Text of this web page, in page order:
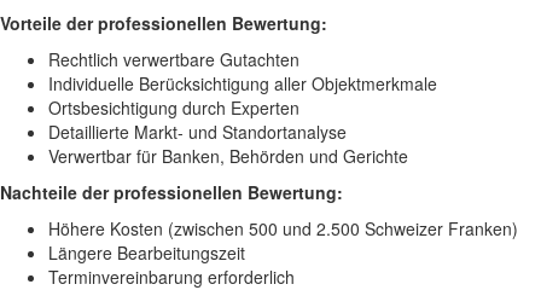
Vorteile der professionellen Bewertung:
Rechtlich verwertbare Gutachten
Individuelle Berücksichtigung aller Objektmerkmale
Ortsbesichtigung durch Experten
Detaillierte Markt- und Standortanalyse
Verwertbar für Banken, Behörden und Gerichte
Nachteile der professionellen Bewertung:
Höhere Kosten (zwischen 500 und 2.500 Schweizer Franken)
Längere Bearbeitungszeit
Terminvereinbarung erforderlich